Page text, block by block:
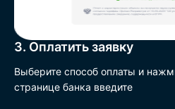
3. Оплатить заявку
Выберите способ оплаты и
странице банка введите